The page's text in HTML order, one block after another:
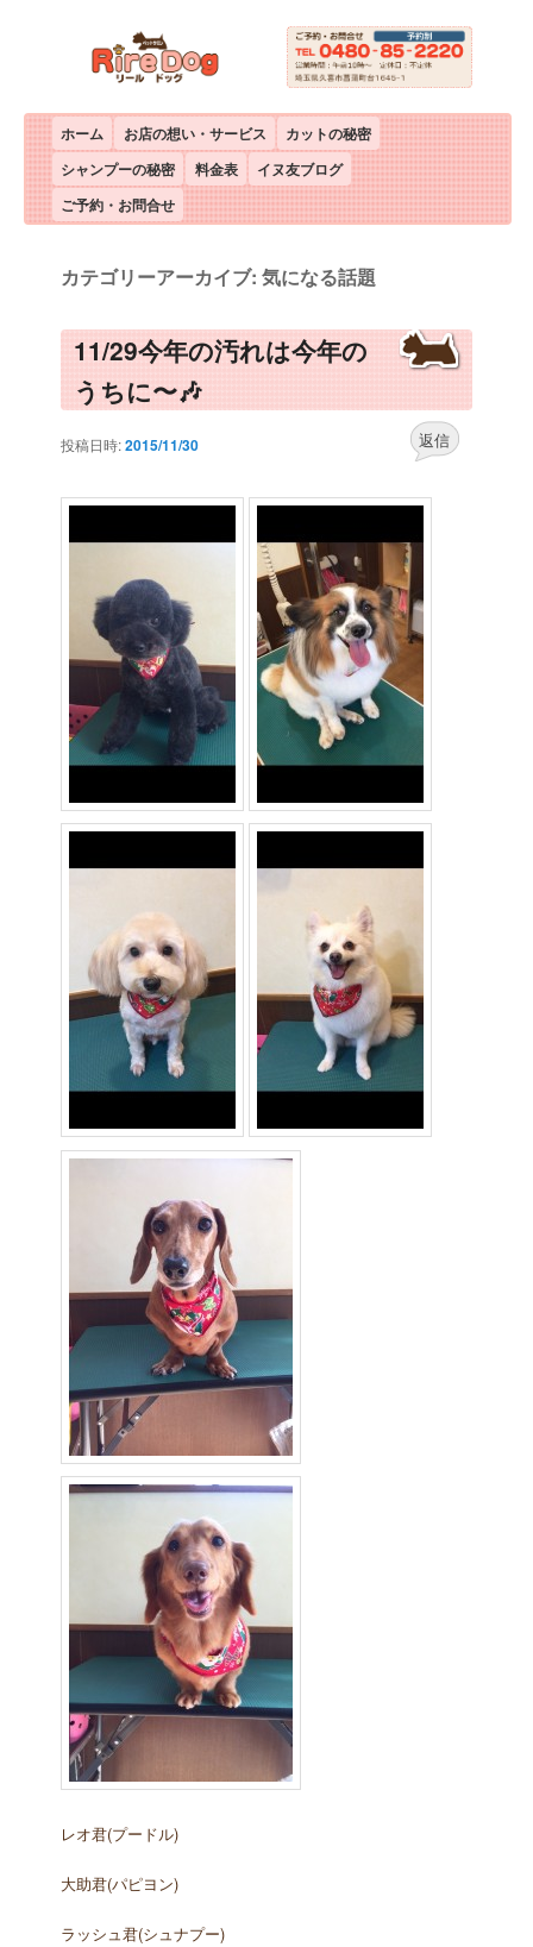
メインメニュー
メインコンテンツへ移動
サブコンテンツへ移動
ホーム お店の想い・サービス
カットの秘密
シャンプーの秘密
料金表
イヌ友ブログ
ご予約・お問合せ
カテゴリーアーカイブ: 気になる話題
11/29今年の汚れは今年の
うちに〜🎶
投稿日時:2015/11/30 返信
レオ君(プードル)
大助君(パピヨン)
ラッシュ君(シュナプー)